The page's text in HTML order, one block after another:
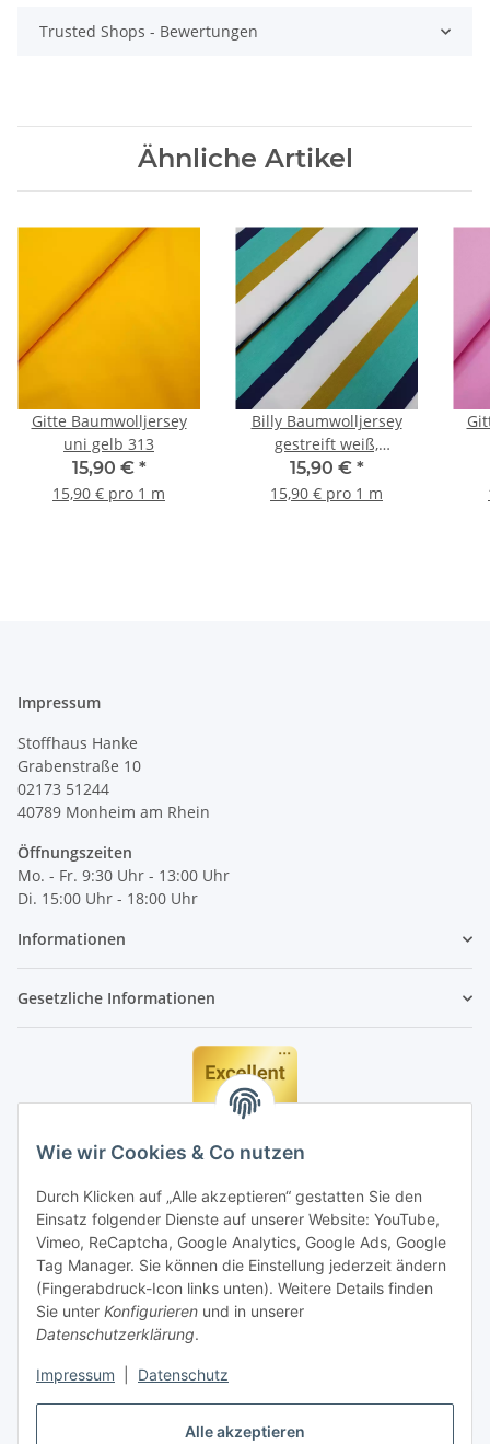
Alle akzeptieren
Wie wir Cookies & Co nutzen
Durch Klicken auf „Alle akzeptieren“ gestatten Sie den
Einsatz folgender Dienste auf unserer Website: YouTube,
Vimeo, ReCaptcha, Google Analytics, Google Ads, Google
Tag Manager. Sie können die Einstellung jederzeit ändern
(Fingerabdruck-Icon links unten). Weitere Details finden
Sie unter Konfigurieren und in unserer
Datenschutzerklärung.
Impressum Datenschutz
Trusted Shops - Bewertungen
Ähnliche Artikel
Gitte Baumwolljersey
uni gelb 313
15,90 € *
15,90 € pro 1 m
Billy Baumwolljersey
gestreift weiß,
dunkelblau, türkis,
dunkelkiwi
15,90 € *
15,90 € pro 1 m
Impressum
Stoffhaus Hanke
Grabenstraße 10
02173 51244
40789 Monheim am Rhein
Öffnungszeiten
Mo. - Fr. 9:30 Uhr - 13:00 Uhr
Di. 15:00 Uhr - 18:00 Uhr
Informationen
Gesetzliche Informationen